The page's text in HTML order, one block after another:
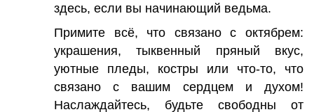
здесь, если вы начинающий ведьма.
Примите всё, что связано с октябрем:
украшения, тыквенный пряный вкус,
уютные пледы, костры или что-то, что
связано с вашим сердцем и духом!
Наслаждайтесь, будьте свободны от